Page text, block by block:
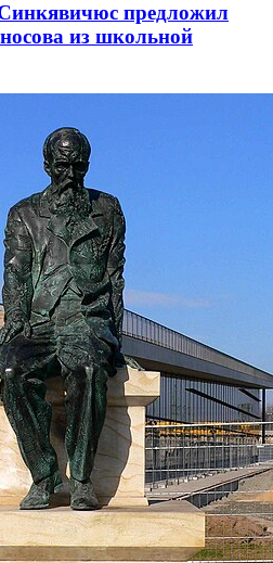
предложил
из школьной